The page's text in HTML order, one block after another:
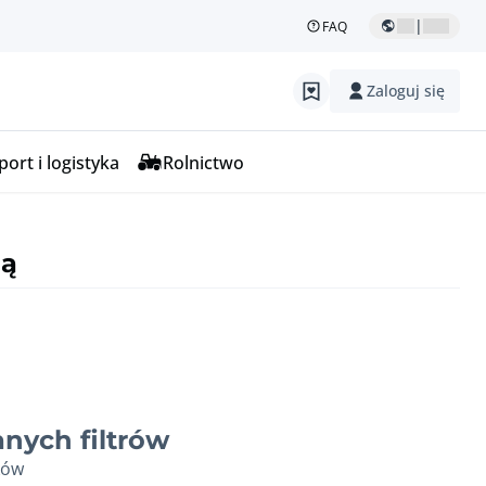
FAQ |
Zaloguj się
i logistyka Rolnictwo
filtrów